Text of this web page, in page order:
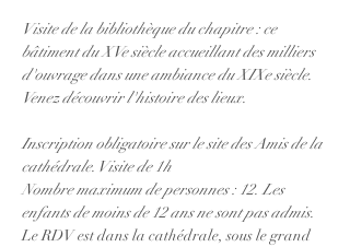
Visite de la bibliothèque du chapitre : ce
bâtiment du XVe siècle accueillant des milliers
d'ouvrage dans une ambiance du XIXe siècle.
Venez découvrir l'histoire des lieux.
Inscription obligatoire sur le site des Amis de la
cathédrale. Visite de 1h
Nombre maximum de personnes : 12. Les
enfants de moins de 12 ans ne sont pas admis.
Le RDV est dans la cathédrale, sous le grand